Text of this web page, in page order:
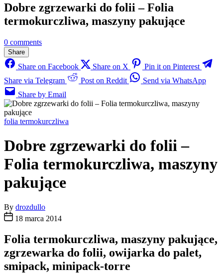
Dobre zgrzewarki do folii – Folia
termokurczliwa, maszyny pakujące
0 comments
Share
Share on Facebook Share on X
Pin it on Pinterest
Share via Telegram
Post on Reddit
Send via WhatsApp
Share by Email
Categories
folia termokurczliwa
Dobre zgrzewarki do folii –
Folia termokurczliwa, maszyny
pakujące
By drozdullo
18 marca 2014
Folia termokurczliwa, maszyny pakujące,
zgrzewarka do folii, owijarka do palet,
smipack, minipack-torre